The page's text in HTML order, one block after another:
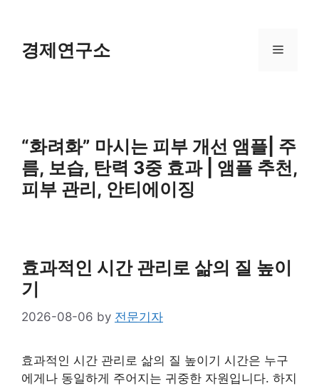
content경제연구소 Menu
“화려화” 마시는 피부 개선 앰플| 주
름, 보습, 탄력 3중 효과 | 앰플 추천,
피부 관리, 안티에이징
효과적인 시간 관리로 삶의 질 높이
기
2026-08-06 by 전문기자
효과적인 시간 관리로 삶의 질 높이기 시간은 누구
에게나 동일하게 주어지는 귀중한 자원입니다. 하지